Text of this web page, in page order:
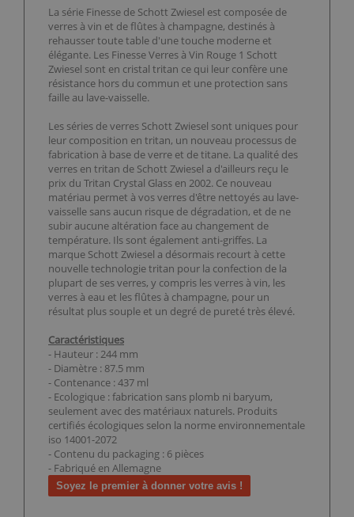
La série Finesse de Schott Zwiesel est composée de
verres à vin et de flûtes à champagne, destinés à
rehausser toute table d'une touche moderne et
élégante. Les Finesse Verres à Vin Rouge 1 Schott
Zwiesel sont en cristal tritan ce qui leur confère une
résistance hors du commun et une protection sans
faille au lave-vaisselle.
Les séries de verres Schott Zwiesel sont uniques pour
leur composition en tritan, un nouveau processus de
fabrication à base de verre et de titane. La qualité des
verres en tritan de Schott Zwiesel a d'ailleurs reçu le
prix du Tritan Crystal Glass en 2002. Ce nouveau
matériau permet à vos verres d'être nettoyés au lave-
vaisselle sans aucun risque de dégradation, et de ne
subir aucune altération face au changement de
température. Ils sont également anti-griffes. La
marque Schott Zwiesel a désormais recourt à cette
nouvelle technologie tritan pour la confection de la
plupart de ses verres, y compris les verres à vin, les
verres à eau et les flûtes à champagne, pour un
résultat plus souple et un degré de pureté très élevé.
Caractéristiques
- Hauteur : 244 mm
- Diamètre : 87.5 mm
- Contenance : 437 ml
- Ecologique : fabrication sans plomb ni baryum,
seulement avec des matériaux naturels. Produits
certifiés écologiques selon la norme environnementale
iso 14001-2072
- Contenu du packaging : 6 pièces
- Fabriqué en Allemagne
Soyez le premier à donner votre avis !